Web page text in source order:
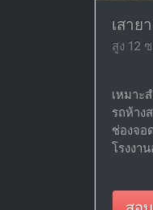
เสาย
สูง 12
เหมาะ
รถห้าง
ช่องจอ
โรงงา